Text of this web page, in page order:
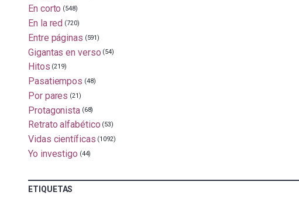
En corto (548)
En la red (720)
Entre páginas (591)
Gigantas en verso (54)
Hitos (219)
Pasatiempos (48)
Por pares (21)
Protagonista (68)
Retrato alfabético (53)
Vidas científicas (1092)
Yo investigo (44)
ETIQUETAS